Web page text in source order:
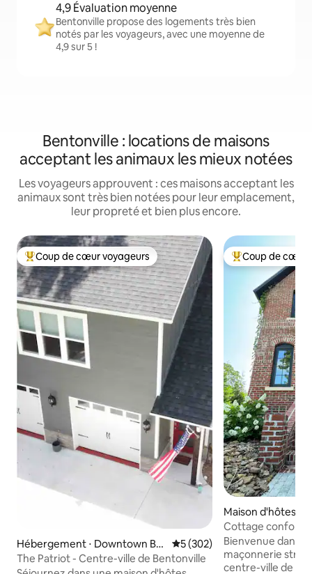
4,9 Évaluation moyenne
Bentonville propose des logements très bien
notés par les voyageurs, avec une moyenne de
4,9 sur 5 !
Bentonville : locations de maisons
acceptant les animaux les mieux notées
Les voyageurs approuvent : ces maisons acceptant les
animaux sont très bien notées pour leur emplacement,
leur propreté et bien plus encore.
Coups de cœur voyageurs les plus appréciés
Coup de cœur voyageurs
Hébergement ⋅ Downtown Be
ntonville
Évaluation moyenne sur la
5 (302)
The Patriot - Centre-ville de Bentonville
Coups de cœur
Coup de cœur
Maison d'hôtes ⋅
Cottage
Bienvenue dans
maçonnerie
centre-ville de